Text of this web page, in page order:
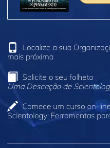
Localize a sua
mais próxima
Solicite o seu folheto
Uma Descrição de
Comece um curso
Scientology: Ferramentas